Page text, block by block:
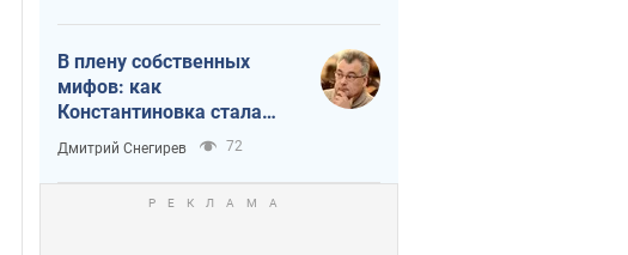
В плену собственных
мифов: как
Константиновка стала
главной идеологической
ловушкой для российских
оккупантов
Дмитрий Снегирев 72